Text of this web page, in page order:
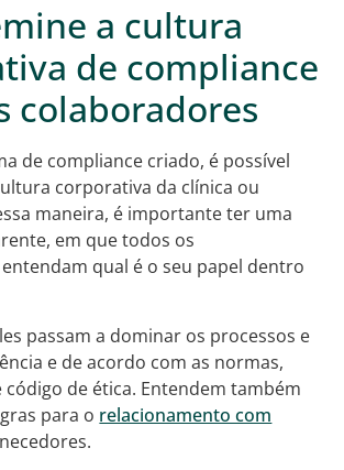
a cultura
de compliance
colaboradores
de compliance criado, é possível
corporativa da clínica ou
maneira, é importante ter uma
em que todos os
qual é o seu papel dentro
passam a dominar os processos e
e de acordo com as normas,
código de ética. Entendem também
para o relacionamento com